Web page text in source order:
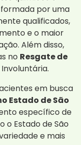
por uma
qualificados,
e o maior
Além disso,
no Resgate de
em busca
Estado de São
específico de
o Estado de São
e mais